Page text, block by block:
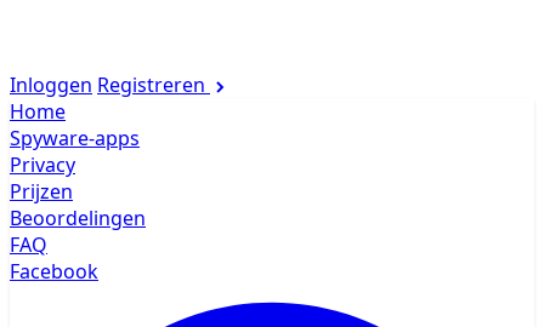
Inloggen Registreren
Home
Spyware-apps
Privacy
Prijzen
Beoordelingen
FAQ
Facebook